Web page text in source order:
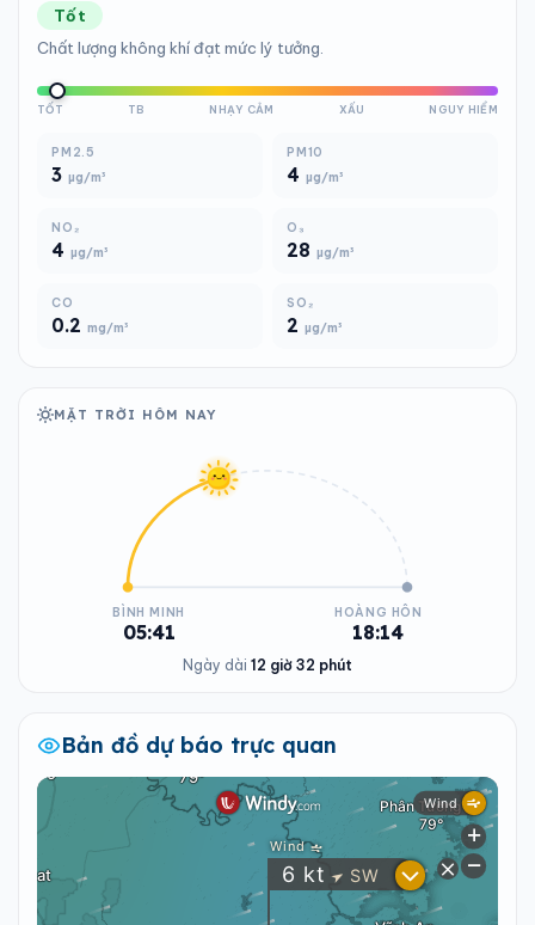
Tốt
Chất lượng không khí đạt mức lý tưởng.
TỐT TB NHẠY CẢM XẤU NGUY HIỂM
PM2.5
3 µg/m³
PM10
4 µg/m³
NO₂
4 µg/m³
O₃
28 µg/m³
CO
0.2 mg/m³
SO₂
2 µg/m³
MẶT TRỜI HÔM NAY
BÌNH MINH
05:41
HOÀNG HÔN
18:14
Ngày dài 12 giờ 32 phút
Bản đồ dự báo trực quan